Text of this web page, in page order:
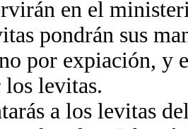
en el
pondrán sus
por expiación, y
levitas.
a los levitas